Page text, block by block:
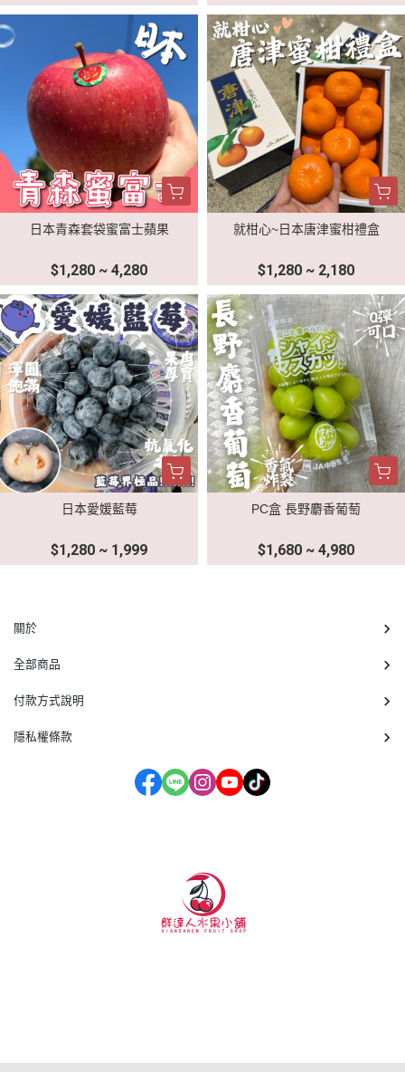
日本青森套袋蜜富士蘋果
$1,280 ~ 4,280
就柑心~日本唐津蜜柑禮盒
$1,280 ~ 2,180
日本愛媛藍莓
$1,280 ~ 1,999
PC盒 長野麝香葡萄
$1,680 ~ 4,980
關於
全部商品
付款方式說明
隱私權條款